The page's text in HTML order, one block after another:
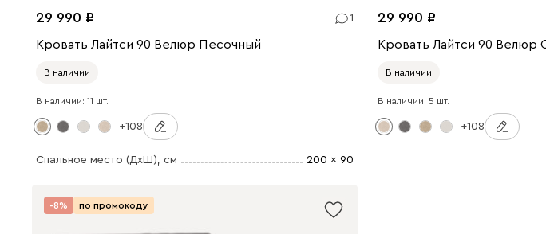
29 990 1
Кровать Лайтси 90 Велюр Песочный
В наличии
В наличии: 11 шт.
+108
Спальное место (ДхШ), см 200 x 90
29 990
Кровать Лайтси 90 Велюр
В наличии
В наличии: 5 шт.
+108
-8% по промокоду